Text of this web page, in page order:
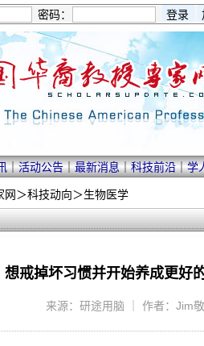
密码：
｜活动公告｜最新消息｜科技前沿｜学
网＞科技动向＞生物医学
想戒掉坏习惯并开始养成更好
来源：研途用脑 ｜ 作者：Jim